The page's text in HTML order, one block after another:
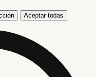
Aceptar todas